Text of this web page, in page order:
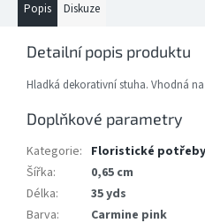
Popis Diskuze
Detailní popis produktu
Hladká dekorativní stuha. Vhodná
Doplňkové parametry
Kategorie: Floristické potřeby
Šířka:
0,65 cm
Délka:
35 yds
Barva:
Carmine pink